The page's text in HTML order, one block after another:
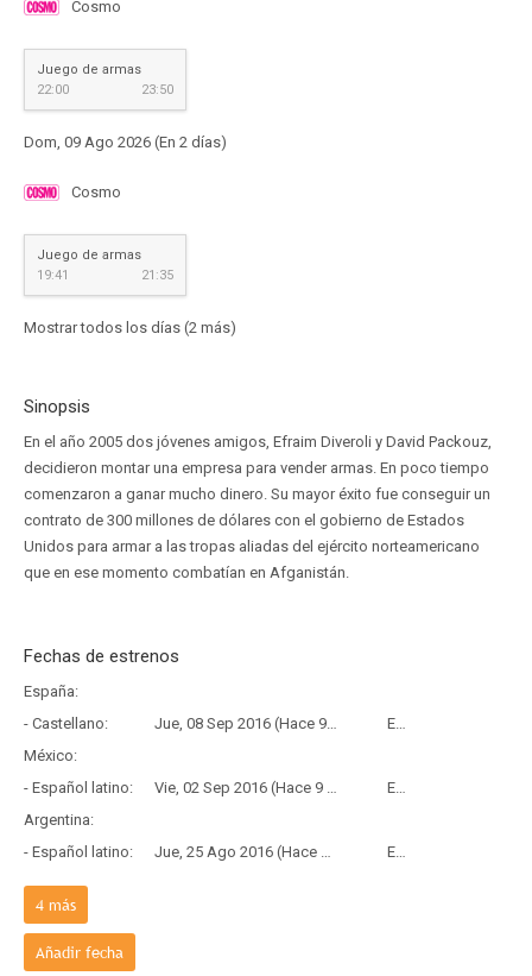
Cosmo
Juego de armas
22:00
23:50
Dom, 09 Ago 2026 (En 2 días)
Cosmo
Juego de armas
19:41
21:35
Mostrar todos los días (2 más)
Sinopsis
En el año 2005 dos jóvenes amigos, Efraim Diveroli y David Packouz,
decidieron montar una empresa para vender armas. En poco tiempo
comenzaron a ganar mucho dinero. Su mayor éxito fue conseguir un
contrato de 300 millones de dólares con el gobierno de Estados
Unidos para armar a las tropas aliadas del ejército norteamericano
que en ese momento combatían en Afganistán.
Fechas de estrenos
España:
- Castellano:
Jue, 08 Sep 2016 (Hace 9 años y 11 meses)
Estreno
México:
- Español latino:
Vie, 02 Sep 2016 (Hace 9 años y 11 meses)
Estreno
Argentina:
- Español latino:
Jue, 25 Ago 2016 (Hace 9 años y 11 meses)
Estreno
Chile:
- Español latino:
Reino Unido:
4 más
Añadir fecha